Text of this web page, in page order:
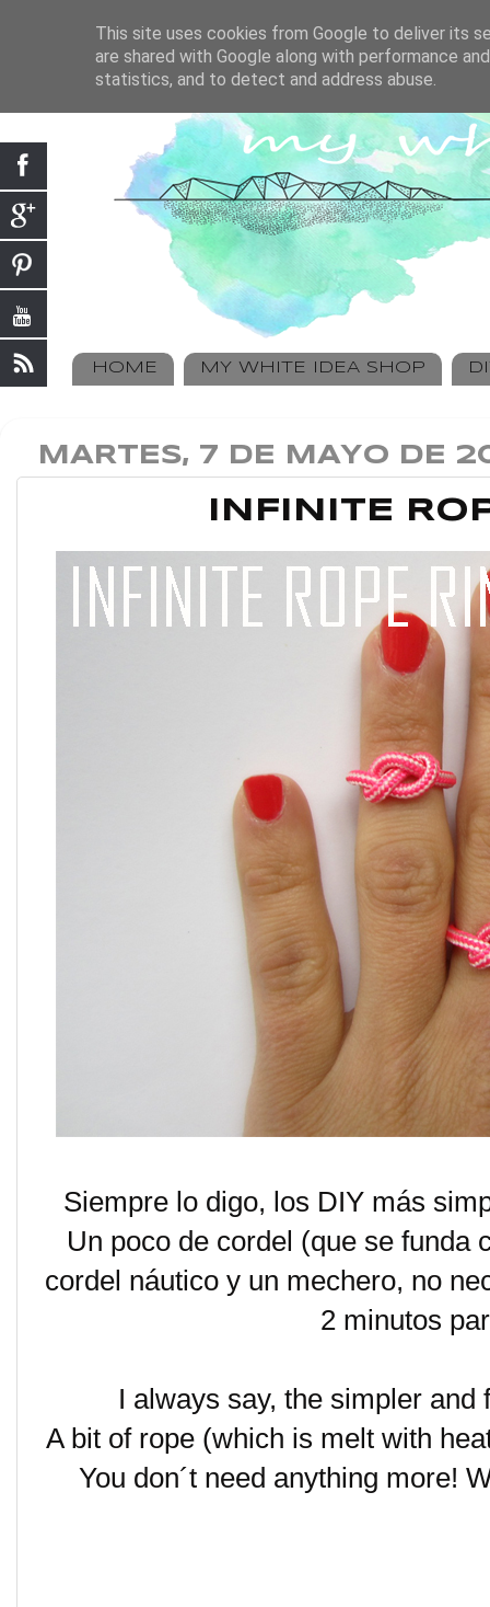
HOME MY WHITE IDEA SHOP
MARTES, 7 DE MAYO DE
INFINITE
Siempre lo digo, los DIY más
Un poco de cordel (que se funda
cordel náutico y un mechero, no
2 minutos
I always say, the simpler
A bit of rope (which is melt with
You don´t need anything more!
This site uses cookies from Google to deliver its
are shared with Google along with performance
statistics, and to detect and address abuse.